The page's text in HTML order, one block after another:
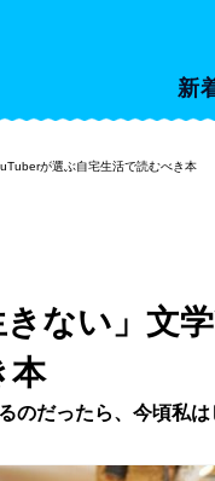
新
が選ぶ自宅生活で読むべき本
きない」文
本
のだったら、今頃私は